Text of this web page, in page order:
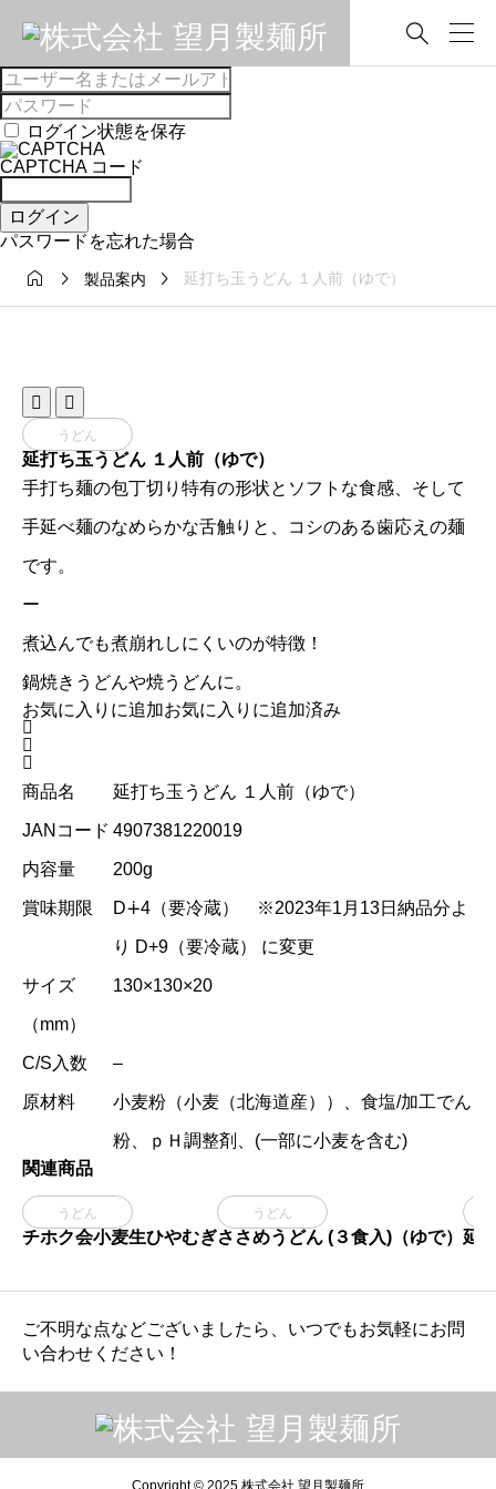

ログイン状態を保存
CAPTCHA コード
ログイン
パスワードを忘れた場合
  製品案内  延打ち玉うどん １人前（ゆで）
 
うどん
延打ち玉うどん １人前（ゆで）
手打ち麺の包丁切り特有の形状とソフトな食感、そして
手延べ麺のなめらかな舌触りと、コシのある歯応えの麺
です。
ー
煮込んでも煮崩れしにくいのが特徴！
鍋焼きうどんや焼うどんに。
お気に入りに追加お気に入りに追加済み



商品名
延打ち玉うどん １人前（ゆで）
JANコード 4907381220019
内容量 200g
賞味期限 D∔4（要冷蔵） ※2023年1月13日納品分よ
り D+9（要冷蔵） に変更
サイズ
（mm）
130×130×20
C/S入数 –
原材料 小麦粉（小麦（北海道産））、食塩/加工でん
粉、ｐＨ調整剤、(一部に小麦を含む)
関連商品
うどん
チホク会小麦生ひやむぎ
うどん
ささめうどん (３食入)（ゆで） 延
ご不明な点などございましたら、いつでもお気軽にお問
い合わせください！
Copyright © 2025 株式会社 望月製麺所